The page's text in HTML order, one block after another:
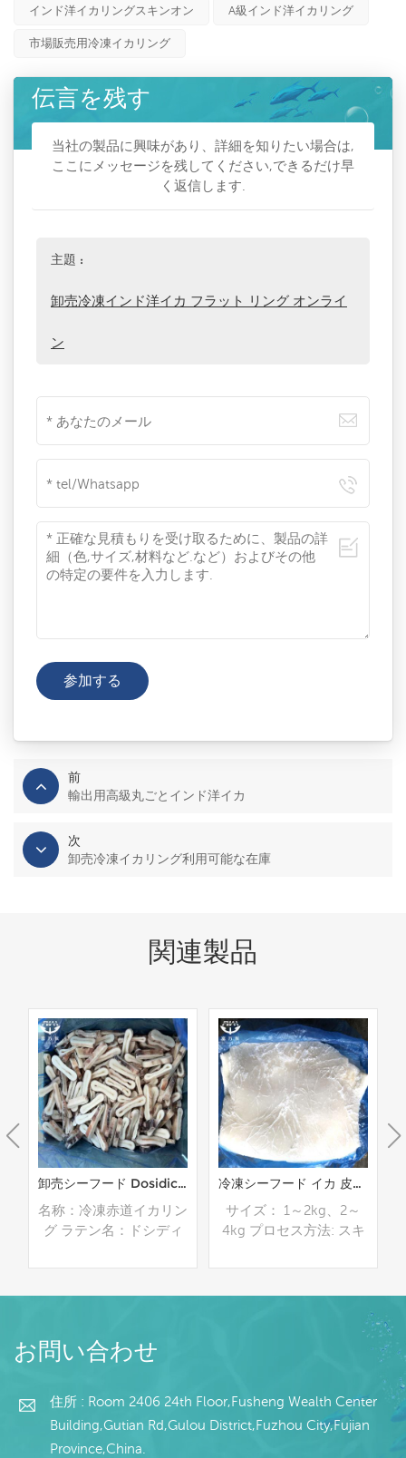
インド洋イカリングスキンオン A級インド洋イカリング
市場販売用冷凍イカリング
伝言を残す
当社の製品に興味があり、詳細を知りたい場合は,
ここにメッセージを残してください,できるだけ早
く返信します.
主題 :
卸売冷凍インド洋イカ フラット リング オンライ
ン
前
輸出用高級丸ごとインド洋イカ
次
卸売冷凍イカリング利用可能な在庫
関連製品
卸売シーフード Dosidicus Gigas イカリング販売中
名称：冷凍赤道イカリン
グ ラテン名：ドシディ
道イカ サイズ：2.5～
マイズ可能)
冷凍シーフード イカ 皮なしペルー イカ フィレ 卸売り
サイズ： 1～2kg、2～
4kg プロセス方法: スキ
装用ポリ袋、外装用不織
お問い合わせ
住所 : Room 2406 24th Floor,Fusheng Wealth Center
Building,Gutian Rd,Gulou District,Fuzhou City,Fujian
Province,China.